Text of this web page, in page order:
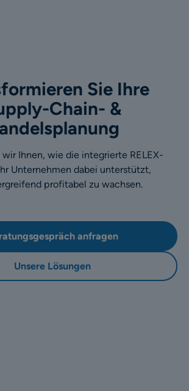
Sie Ihre
Chain- &
Ihnen, wie die integrierte RELEX-
Unternehmen dabei unterstützt,
profitabel zu wachsen.
anfragen
Unsere Lösungen